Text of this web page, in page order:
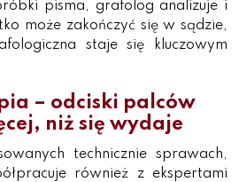
pisma, grafolog analizuje i
może zakończyć się w sądzie,
staje się kluczowym
– odciski palców
niż się wydaje
technicznie sprawach,
również z ekspertami